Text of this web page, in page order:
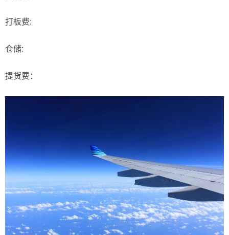
打板费:
仓储:
提货费：